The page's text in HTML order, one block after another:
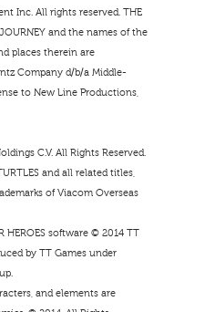
Inc. All rights reserved. THE
and the names of the
places therein are
Company d/b/a Middle-
to New Line Productions,
C.V. All Rights Reserved.
and all related titles,
of Viacom Overseas
HEROES software © 2014 TT
by TT Games under
and elements are